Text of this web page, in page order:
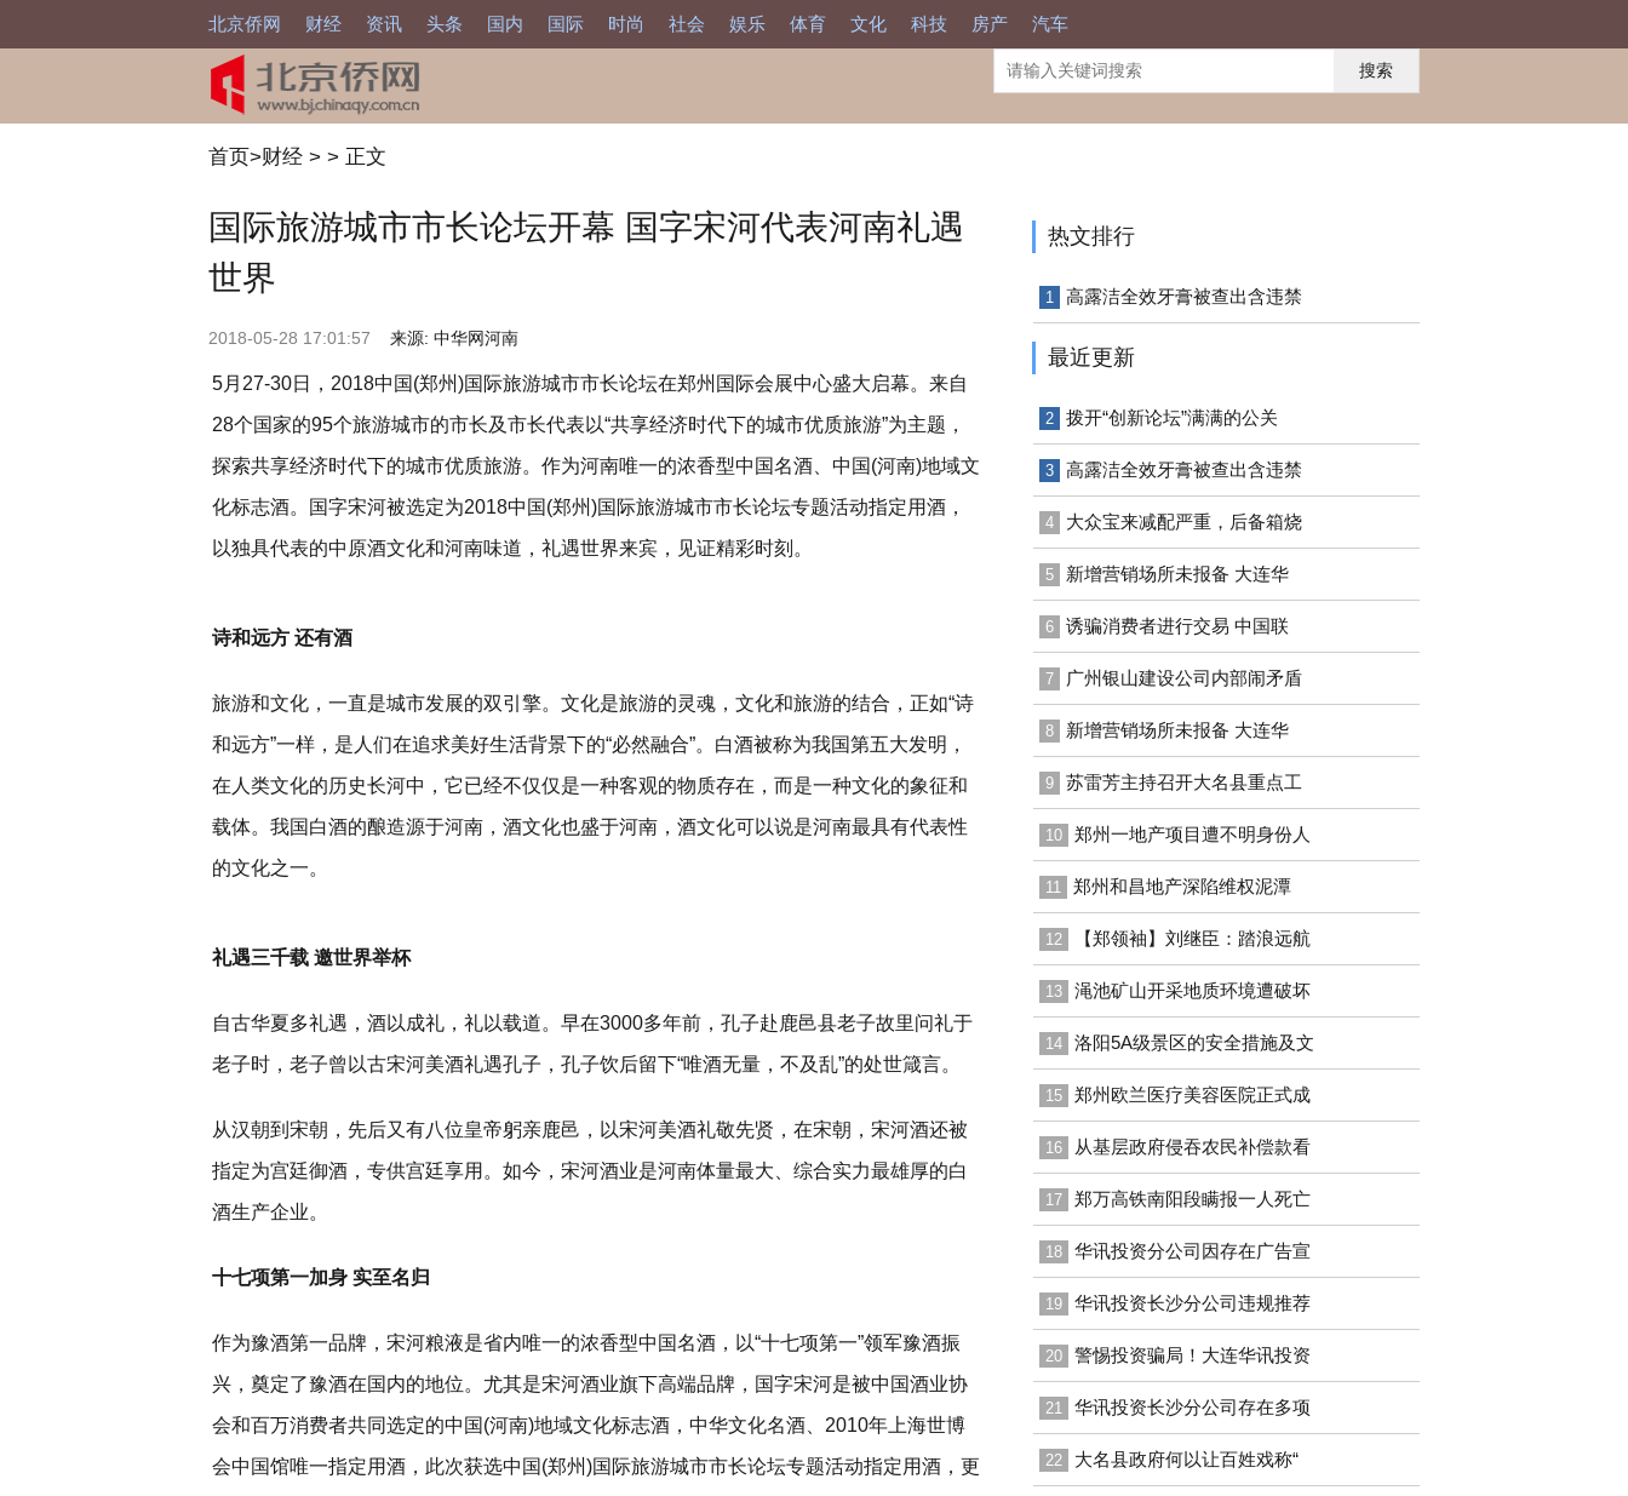
北京侨网 财经 资讯 头条 国内 国际 时尚 社会 娱乐 体育 文化 科技 房产 汽车
搜索
首页>财经 > > 正文
国际旅游城市市长论坛开幕 国字宋河代表河南礼遇
世界
2018-05-28 17:01:57 来源: 中华网河南
5月27-30日，2018中国(郑州)国际旅游城市市长论坛在郑州国际会展中心盛大启幕。来自
28个国家的95个旅游城市的市长及市长代表以“共享经济时代下的城市优质旅游”为主题，
探索共享经济时代下的城市优质旅游。作为河南唯一的浓香型中国名酒、中国(河南)地域文
化标志酒。国字宋河被选定为2018中国(郑州)国际旅游城市市长论坛专题活动指定用酒，
以独具代表的中原酒文化和河南味道，礼遇世界来宾，见证精彩时刻。
诗和远方 还有酒
旅游和文化，一直是城市发展的双引擎。文化是旅游的灵魂，文化和旅游的结合，正如“诗
和远方”一样，是人们在追求美好生活背景下的“必然融合”。白酒被称为我国第五大发明，
在人类文化的历史长河中，它已经不仅仅是一种客观的物质存在，而是一种文化的象征和
载体。我国白酒的酿造源于河南，酒文化也盛于河南，酒文化可以说是河南最具有代表性
的文化之一。
礼遇三千载 邀世界举杯
自古华夏多礼遇，酒以成礼，礼以载道。早在3000多年前，孔子赴鹿邑县老子故里问礼于
老子时，老子曾以古宋河美酒礼遇孔子，孔子饮后留下“唯酒无量，不及乱”的处世箴言。
从汉朝到宋朝，先后又有八位皇帝躬亲鹿邑，以宋河美酒礼敬先贤，在宋朝，宋河酒还被
指定为宫廷御酒，专供宫廷享用。如今，宋河酒业是河南体量最大、综合实力最雄厚的白
酒生产企业。
十七项第一加身 实至名归
作为豫酒第一品牌，宋河粮液是省内唯一的浓香型中国名酒，以“十七项第一”领军豫酒振
兴，奠定了豫酒在国内的地位。尤其是宋河酒业旗下高端品牌，国字宋河是被中国酒业协
会和百万消费者共同选定的中国(河南)地域文化标志酒，中华文化名酒、2010年上海世博
会中国馆唯一指定用酒，此次获选中国(郑州)国际旅游城市市长论坛专题活动指定用酒，更
热文排行
1 高露洁全效牙膏被查出含违禁
最近更新
2 拨开“创新论坛”满满的公关
3 高露洁全效牙膏被查出含违禁
4 大众宝来减配严重，后备箱烧
5 新增营销场所未报备 大连华
6 诱骗消费者进行交易 中国联
7 广州银山建设公司内部闹矛盾
8 新增营销场所未报备 大连华
9 苏雷芳主持召开大名县重点工
10 郑州一地产项目遭不明身份人
11 郑州和昌地产深陷维权泥潭
12 【郑领袖】刘继臣：踏浪远航
13 渑池矿山开采地质环境遭破坏
14 洛阳5A级景区的安全措施及文
15 郑州欧兰医疗美容医院正式成
16 从基层政府侵吞农民补偿款看
17 郑万高铁南阳段瞒报一人死亡
18 华讯投资分公司因存在广告宣
19 华讯投资长沙分公司违规推荐
20 警惕投资骗局！大连华讯投资
21 华讯投资长沙分公司存在多项
22 大名县政府何以让百姓戏称“